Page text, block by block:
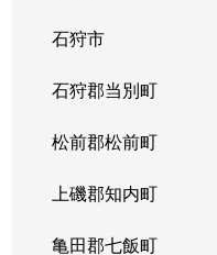
石狩市
石狩郡当別町
松前郡松前町
上磯郡知内町
亀田郡七飯町